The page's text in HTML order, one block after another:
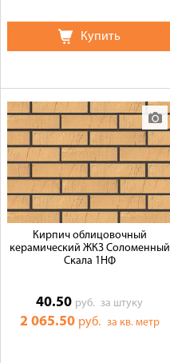
Купить
Кирпич облицовочный
керамический ЖКЗ Соломенный
Скала 1НФ
40.50 руб.за штуку
2 065.50 руб. за кв. метр